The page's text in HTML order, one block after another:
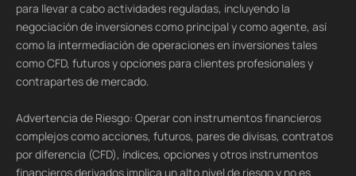
para llevar a cabo actividades reguladas, incluyendo la
negociación de inversiones como principal y como agente, así
como la intermediación de operaciones en inversiones tales
como CFD, futuros y opciones para clientes profesionales y
contrapartes de mercado.
Advertencia de Riesgo: Operar con instrumentos financieros
complejos como acciones, futuros, pares de divisas, contratos
por diferencia (CFD), índices, opciones y otros instrumentos
financieros derivados implica un alto nivel de riesgo y no es